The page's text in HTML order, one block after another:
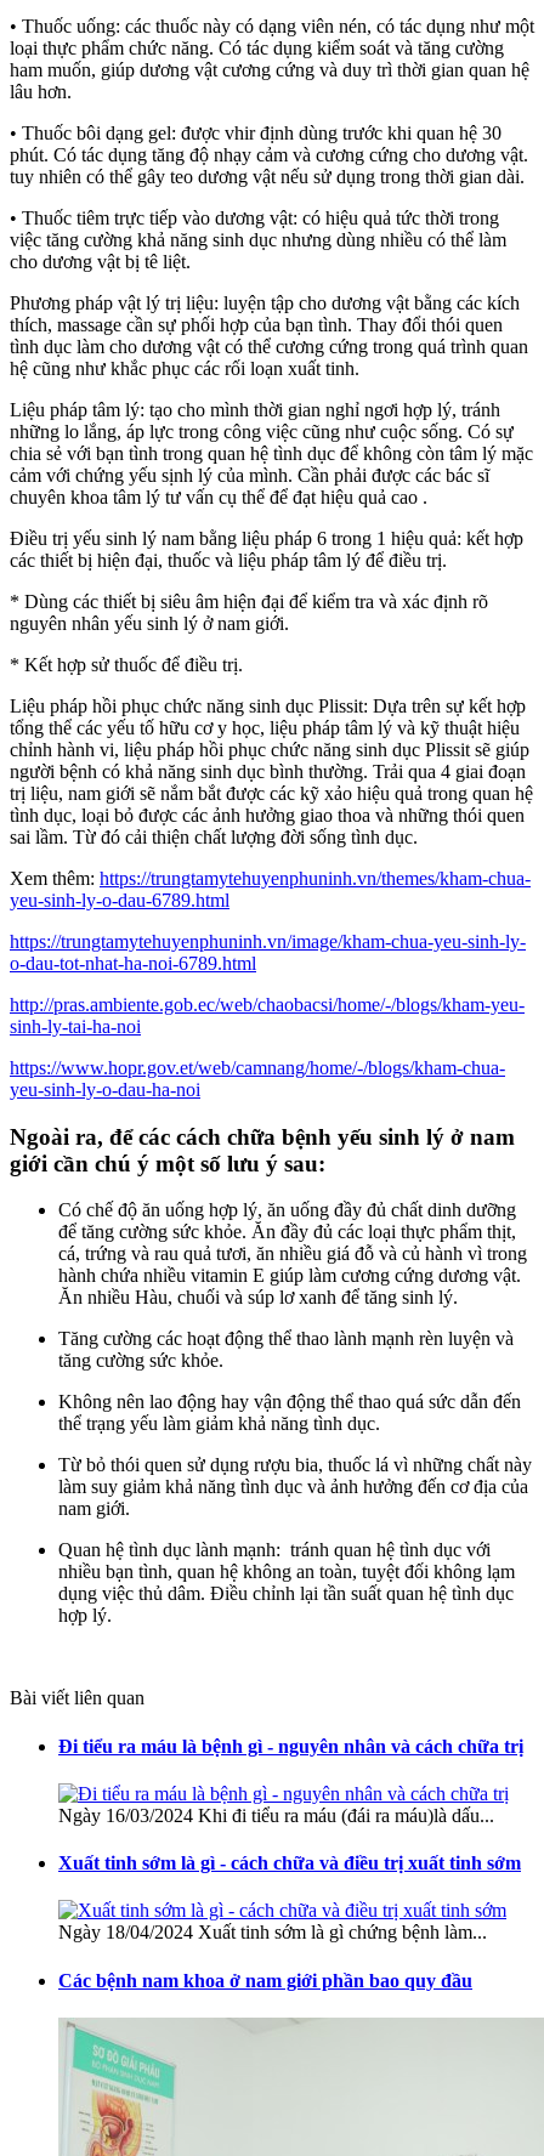
• Thuốc uống: các thuốc này có dạng viên nén, có tác dụng như một
loại thực phẩm chức năng. Có tác dụng kiểm soát và tăng cường
ham muốn, giúp dương vật cương cứng và duy trì thời gian quan hệ
lâu hơn.
• Thuốc bôi dạng gel: được vhir định dùng trước khi quan hệ 30
phút. Có tác dụng tăng độ nhạy cảm và cương cứng cho dương vật.
tuy nhiên có thể gây teo dương vật nếu sử dụng trong thời gian dài.
• Thuốc tiêm trực tiếp vào dương vật: có hiệu quả tức thời trong
việc tăng cường khả năng sinh dục nhưng dùng nhiều có thể làm
cho dương vật bị tê liệt.
Phương pháp vật lý trị liệu: luyện tập cho dương vật bằng các kích
thích, massage cần sự phối hợp của bạn tình. Thay đổi thói quen
tình dục làm cho dương vật có thể cương cứng trong quá trình quan
hệ cũng như khắc phục các rối loạn xuất tinh.
Liệu pháp tâm lý: tạo cho mình thời gian nghỉ ngơi hợp lý, tránh
những lo lắng, áp lực trong công việc cũng như cuộc sống. Có sự
chia sẻ với bạn tình trong quan hệ tình dục để không còn tâm lý mặc
cảm với chứng yếu sịnh lý của mình. Cần phải được các bác sĩ
chuyên khoa tâm lý tư vấn cụ thể để đạt hiệu quả cao .
Điều trị yếu sinh lý nam bằng liệu pháp 6 trong 1 hiệu quả: kết hợp
các thiết bị hiện đại, thuốc và liệu pháp tâm lý để điều trị.
* Dùng các thiết bị siêu âm hiện đại để kiểm tra và xác định rõ
nguyên nhân yếu sinh lý ở nam giới.
* Kết hợp sử thuốc để điều trị.
Liệu pháp hồi phục chức năng sinh dục Plissit: Dựa trên sự kết hợp
tổng thể các yếu tố hữu cơ y học, liệu pháp tâm lý và kỹ thuật hiệu
chỉnh hành vi, liệu pháp hồi phục chức năng sinh dục Plissit sẽ giúp
người bệnh có khả năng sinh dục bình thường. Trải qua 4 giai đoạn
trị liệu, nam giới sẽ nắm bắt được các kỹ xảo hiệu quả trong quan hệ
tình dục, loại bỏ được các ảnh hưởng giao thoa và những thói quen
sai lầm. Từ đó cải thiện chất lượng đời sống tình dục.
Xem thêm: https://trungtamytehuyenphuninh.vn/themes/kham-chua-
yeu-sinh-ly-o-dau-6789.html
https://trungtamytehuyenphuninh.vn/image/kham-chua-yeu-sinh-ly-
o-dau-tot-nhat-ha-noi-6789.html
http://pras.ambiente.gob.ec/web/chaobacsi/home/-/blogs/kham-yeu-
sinh-ly-tai-ha-noi
https://www.hopr.gov.et/web/camnang/home/-/blogs/kham-chua-
yeu-sinh-ly-o-dau-ha-noi
Ngoài ra, để các cách chữa bệnh yếu sinh lý ở nam
giới cần chú ý một số lưu ý sau:
Có chế độ ăn uống hợp lý, ăn uống đầy đủ chất dinh dưỡng
để tăng cường sức khỏe. Ăn đầy đủ các loại thực phẩm thịt,
cá, trứng và rau quả tươi, ăn nhiều giá đỗ và củ hành vì trong
hành chứa nhiều vitamin E giúp làm cương cứng dương vật.
Ăn nhiều Hàu, chuối và súp lơ xanh để tăng sinh lý.
Tăng cường các hoạt động thể thao lành mạnh rèn luyện và
tăng cường sức khỏe.
Không nên lao động hay vận động thể thao quá sức dẫn đến
thể trạng yếu làm giảm khả năng tình dục.
Từ bỏ thói quen sử dụng rượu bia, thuốc lá vì những chất này
làm suy giảm khả năng tình dục và ảnh hưởng đến cơ địa của
nam giới.
Quan hệ tình dục lành mạnh: tránh quan hệ tình dục với
nhiều bạn tình, quan hệ không an toàn, tuyệt đối không lạm
dụng việc thủ dâm. Điều chỉnh lại tần suất quan hệ tình dục
hợp lý.
Bài viết liên quan
Đi tiểu ra máu là bệnh gì - nguyên nhân và cách chữa trị
Ngày 16/03/2024 Khi đi tiểu ra máu (đái ra máu)là dấu...
Xuất tinh sớm là gì - cách chữa và điều trị xuất tinh sớm
Ngày 18/04/2024 Xuất tinh sớm là gì chứng bệnh làm...
Các bệnh nam khoa ở nam giới phần bao quy đầu